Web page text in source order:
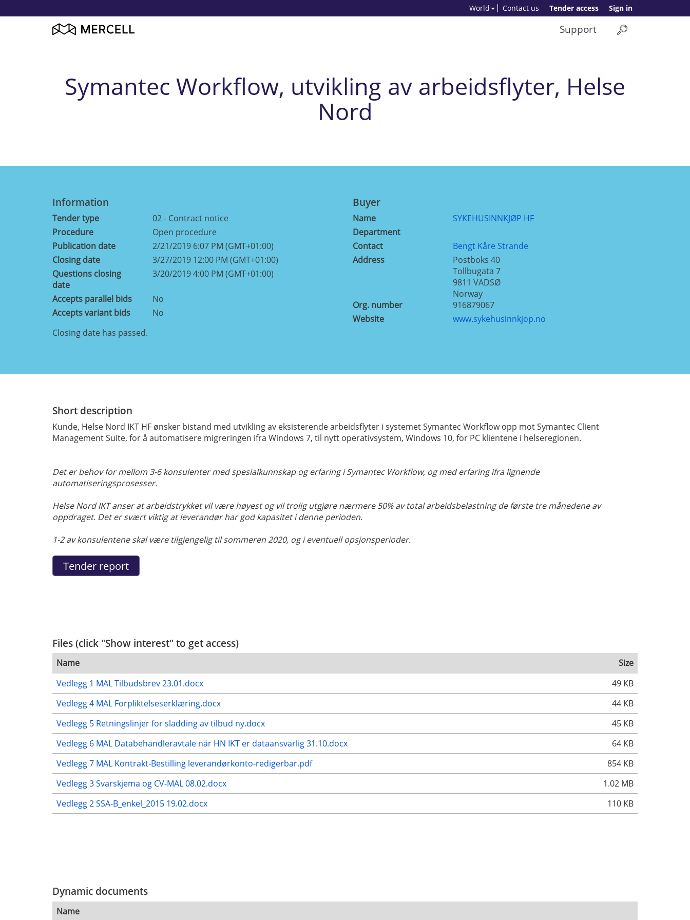
Sign in
Tender access
Contact us
World
Support
Symantec Workflow, utvikling av arbeidsflyter, Helse
Nord
Information
Tender type
02 - Contract notice
Procedure
Open procedure
Publication date
2/21/2019 6:07 PM (GMT+01:00)
Closing date
3/27/2019 12:00 PM (GMT+01:00)
Questions closing
date
3/20/2019 4:00 PM (GMT+01:00)
Accepts parallel bids
No
Accepts variant bids
No
Buyer
Name
SYKEHUSINNKJØP HF
Department
Contact
Bengt Kåre Strande
Address
Postboks 40
Tollbugata 7
9811 VADSØ
Norway
Org. number
916879067
Website
www.sykehusinnkjop.no
Closing date has passed.
Short description
Kunde, Helse Nord IKT HF ønsker bistand med utvikling av eksisterende arbeidsflyter i systemet Symantec Workflow opp mot Symantec Client
Management Suite, for å automatisere migreringen ifra Windows 7, til nytt operativsystem, Windows 10, for PC klientene i helseregionen.
Det er behov for mellom 3-6 konsulenter med spesialkunnskap og erfaring i Symantec Workflow, og med erfaring ifra lignende
automatiseringsprosesser.
Helse Nord IKT anser at arbeidstrykket vil være høyest og vil trolig utgjøre nærmere 50% av total arbeidsbelastning de første tre månedene av
oppdraget. Det er svært viktig at leverandør har god kapasitet i denne perioden.
1-2 av konsulentene skal være tilgjengelig til sommeren 2020, og i eventuell opsjonsperioder.
Files (click "Show interest" to get access)
Name
Size
Vedlegg 1 MAL Tilbudsbrev 23.01.docx
49 KB
Vedlegg 4 MAL Forpliktelseserklæring.docx
44 KB
Vedlegg 5 Retningslinjer for sladding av tilbud ny.docx
45 KB
Vedlegg 6 MAL Databehandleravtale når HN IKT er dataansvarlig 31.10.docx
64 KB
Vedlegg 7 MAL Kontrakt-Bestilling leverandørkonto-redigerbar.pdf
854 KB
Vedlegg 3 Svarskjema og CV-MAL 08.02.docx
1.02 MB
Vedlegg 2 SSA-B_enkel_2015 19.02.docx
110 KB
Dynamic documents
Name